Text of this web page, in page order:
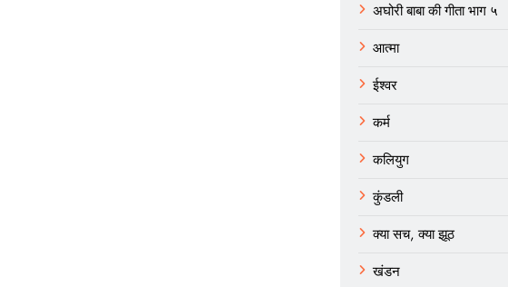
अघोरी बाबा की गीता भाग ५
आत्मा
ईश्वर
कर्म
कलियुग
कुंडली
क्या सच, क्या झूठ
खंडन